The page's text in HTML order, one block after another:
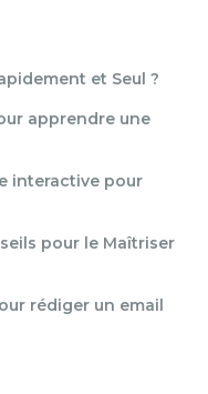
et Seul ?
apprendre une
interactive pour
pour le Maîtriser
rédiger un email